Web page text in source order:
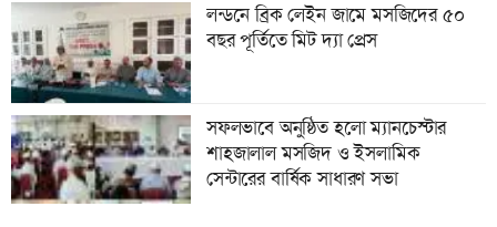
লন্ডনে ব্রিক লেইন জামে মসজিদের ৫০
বছর পূর্তিতে মিট দ‍্যা প্রেস
সফলভাবে অনুষ্ঠিত হলো ম্যানচেস্টার
শাহজালাল মসজিদ ও ইসলামিক
সেন্টারের বার্ষিক সাধারণ সভা